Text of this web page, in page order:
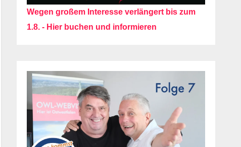
Wegen großem Interesse verlängert bis zum
1.8. - Hier buchen und informieren